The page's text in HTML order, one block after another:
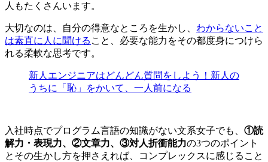
人もたくさんいます。
大切なのは、自分の得意なところを生かし、 わからないこと
は素直に人に聞ける こと、必要な能力をその都度身につけら
れる柔軟な思考です。
新人エンジニアはどんどん質問をしよう！新人の
うちに「恥」をかいて、一人前になる
入社時点でプログラム言語の知識がない文系女子でも、 ①読
解力・表現力、②文章力、③対人折衝能力の3つのポイント
とその生かし方を押さえれば、コンプレックスに感じること